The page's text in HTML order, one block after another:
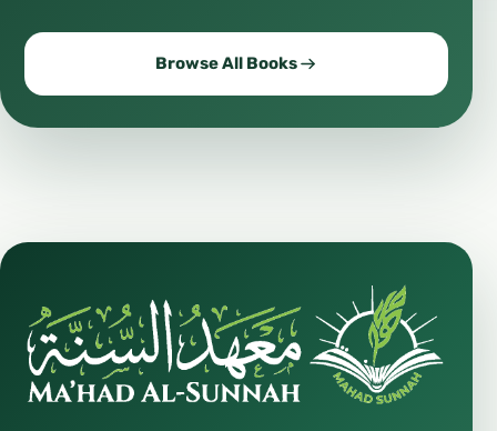
Browse All Books